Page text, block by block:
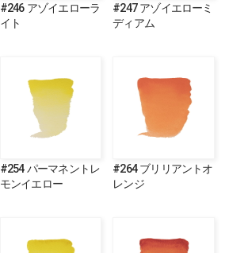
#246 アゾイエローラ
イト
#247 アゾイエローミ
ディアム
#254 パーマネントレ
モンイエロー
#264 ブリリアントオ
レンジ